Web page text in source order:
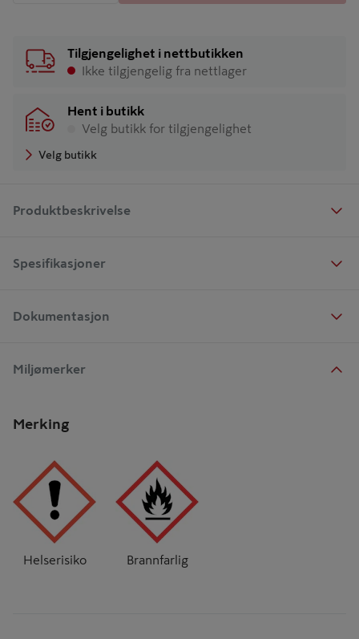
Tilgjengelighet i nettbutikken
Ikke tilgjengelig fra nettlager
Hent i butikk
Velg butikk for tilgjengelighet
Velg butikk
Produktbeskrivelse
Spesifikasjoner
Dokumentasjon
Miljømerker
Merking
Helserisiko Brannfarlig